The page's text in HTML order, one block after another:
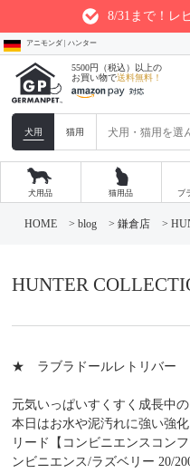
8/31まで！レビュ
アニモンダ | ハンター
5500円（税込）以上の
お買い物で送料無料！
犬用 猫用
犬用品 猫用品 ブ
へ
ス
プ
HOME > blog > 鎌倉店 >
HUNTER
★ ラブラドールレトリバー
元気いっぱいすくすく成長中
本日はお水や泥汚れに強い強
リード【コンビニエンスコン
ンビニエンス/ラズベリー 20/